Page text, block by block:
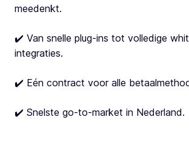
meedenkt.
✔️ Van snelle plug-ins tot volledige
integraties.
✔️ Eén contract voor alle
✔️ Snelste go-to-market in Nederland.